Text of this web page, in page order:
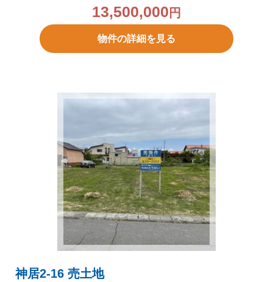
13,500,000 円
物件の詳細を見る
神居2-16 売土地